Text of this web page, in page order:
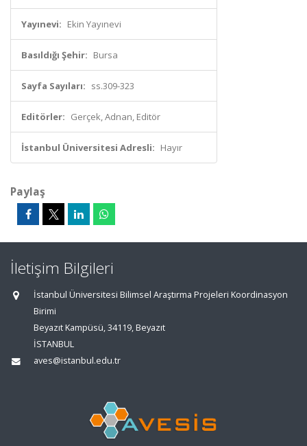
Yayınevi: Ekin Yayınevi
Basıldığı Şehir: Bursa
Sayfa Sayıları: ss.309-323
Editörler: Gerçek, Adnan, Editör
İstanbul Üniversitesi Adresli: Hayır
Paylaş
İletişim Bilgileri
İstanbul Üniversitesi Bilimsel Araştırma Projeleri Koordinasyon
Birimi
Beyazıt Kampüsü, 34119, Beyazıt
İSTANBUL
aves@istanbul.edu.tr